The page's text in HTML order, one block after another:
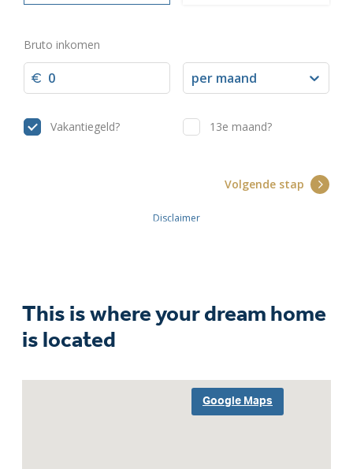
This is where your dream home
is located
Google Maps